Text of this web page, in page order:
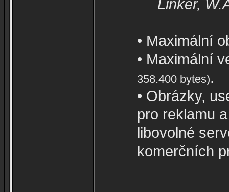
Linker,
• Maximální
• Maximální
358.400 bytes).
• Obrázky,
pro reklamu
libovolné
komerčních